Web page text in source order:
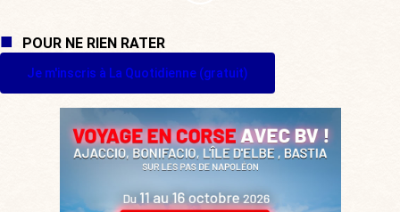
POUR NE RIEN RATER
Je m'inscris à La Quotidienne (gratuit)